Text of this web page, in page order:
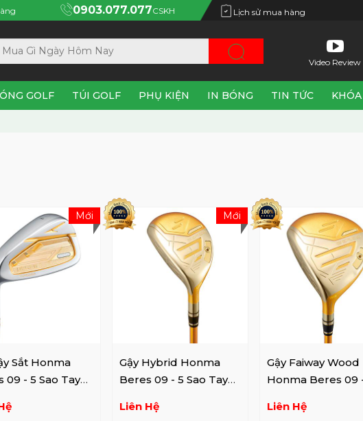
0903.077.077CSKH Lịch sử mua hàng
Video Review
GOLF TÚI GOLF PHỤ KIỆN IN BÓNG TIN TỨC
Sắt Honma
09 - 5 Sao Tay
Mới
Gậy Hybrid Honma
Beres 09 - 5 Sao Tay
Liên Hệ
Mới
Gậy Faiway Wood
Honma Beres 09
Liên Hệ